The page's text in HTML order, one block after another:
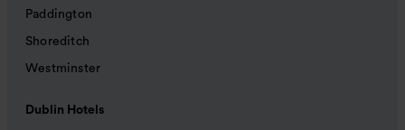
Paddington
Shoreditch
Westminster
Dublin Hotels